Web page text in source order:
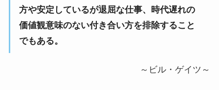
方や安定しているが退屈な仕事、時代遅れの
価値観意味のない付き合い方を排除すること
でもある。
～ビル・ゲイツ～